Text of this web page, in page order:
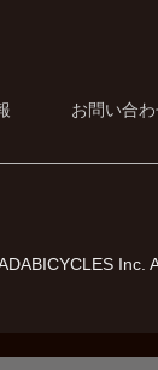
お問い合
Inc.